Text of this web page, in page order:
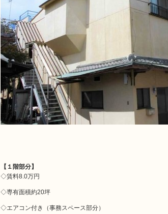
【１階部分】
◇賃料8.0万円
◇専有面積約20坪
◇エアコン付き（事務スペース部分）